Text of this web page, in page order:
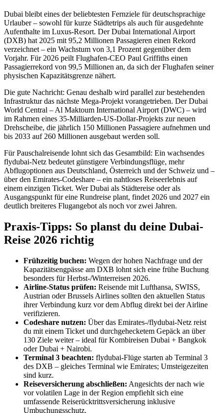
Dubai bleibt eines der beliebtesten Fernziele für deutschsprachige
Urlauber – sowohl für kurze Städtetrips als auch für ausgedehnte
Aufenthalte im Luxus-Resort. Der Dubai International Airport
(DXB) hat 2025 mit 95,2 Millionen Passagieren einen Rekord
verzeichnet – ein Wachstum von 3,1 Prozent gegenüber dem
Vorjahr. Für 2026 peilt Flughafen-CEO Paul Griffiths einen
Passagierrekord von 99,5 Millionen an, da sich der Flughafen seiner
physischen Kapazitätsgrenze nähert.
Die gute Nachricht: Genau deshalb wird parallel zur bestehenden
Infrastruktur das nächste Mega-Projekt vorangetrieben. Der Dubai
World Central – Al Maktoum International Airport (DWC) – wird
im Rahmen eines 35-Milliarden-US-Dollar-Projekts zur neuen
Drehscheibe, die jährlich 150 Millionen Passagiere aufnehmen und
bis 2033 auf 260 Millionen ausgebaut werden soll.
Für Pauschalreisende lohnt sich das Gesamtbild: Ein wachsendes
flydubai-Netz bedeutet günstigere Verbindungsflüge, mehr
Abflugoptionen aus Deutschland, Österreich und der Schweiz und –
über den Emirates-Codeshare – ein nahtloses Reiseerlebnis auf
einem einzigen Ticket. Wer Dubai als Städtereise oder als
Ausgangspunkt für eine Rundreise plant, findet 2026 und 2027 ein
deutlich breiteres Flugangebot als noch vor zwei Jahren.
Praxis-Tipps: So planst du deine Dubai-
Reise 2026 richtig
Frühzeitig buchen: Wegen der hohen Nachfrage und der
Kapazitätsengpässe am DXB lohnt sich eine frühe Buchung
besonders für Herbst-/Winterreisen 2026.
Airline-Status prüfen: Reisende mit Lufthansa, SWISS,
Austrian oder Brussels Airlines sollten den aktuellen Status
ihrer Verbindung kurz vor dem Abflug direkt bei der Airline
verifizieren.
Codeshare nutzen: Über das Emirates-/flydubai-Netz reist
du mit einem Ticket und durchgehecketem Gepäck an über
130 Ziele weiter – ideal für Kombireisen Dubai + Bangkok
oder Dubai + Nairobi.
Terminal 3 beachten: flydubai-Flüge starten ab Terminal 3
des DXB – gleiches Terminal wie Emirates; Umsteigezeiten
sind kurz.
Reiseversicherung abschließen: Angesichts der nach wie
vor volatilen Lage in der Region empfiehlt sich eine
umfassende Reiserücktrittsversicherung inklusive
Umbuchungsschutz.